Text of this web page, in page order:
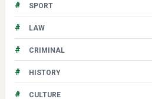
# SPORT
# LAW
# CRIMINAL
# HISTORY
# CULTURE